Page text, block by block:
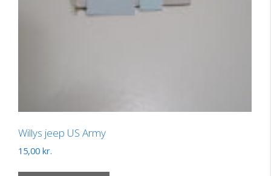
Willys jeep US Army
15,00 kr.